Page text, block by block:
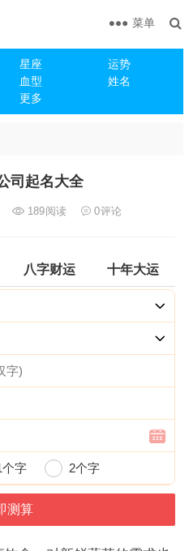
星座
运势
血型
姓名
更多
菜单
司起名大全
189阅读 0评论
八字财运 十年大运
个字 2个字